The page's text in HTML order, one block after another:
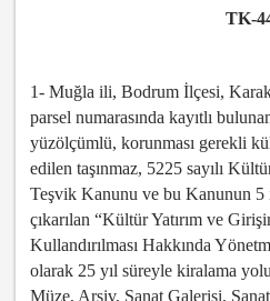
TK-
1- Muğla ili, Bodrum İlçesi,
parsel numarasında kayıtlı
yüzölçümlü, korunması gerekli
edilen taşınmaz, 5225 sayılı
Teşvik Kanunu ve bu Kanunun 5
çıkarılan “Kültür Yatırım ve
Kullandırılması Hakkında
olarak 25 yıl süreyle kiralama
Müze, Arşiv, Sanat Galerisi,